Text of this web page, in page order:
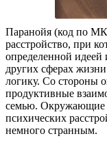
Паранойя (код по
расстройство, при
определенной идеей
других сферах
логику. Со стороны
продуктивные
семью. Окружающие
психических
немного странным.